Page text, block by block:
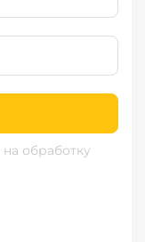
на обработку